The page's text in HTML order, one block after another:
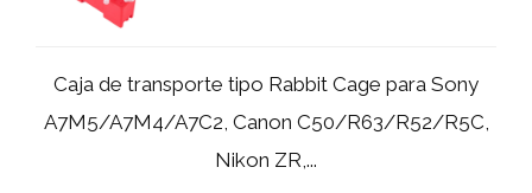
Caja de transporte tipo Rabbit Cage para Sony
A7M5/A7M4/A7C2, Canon C50/R63/R52/R5C,
Nikon ZR,...